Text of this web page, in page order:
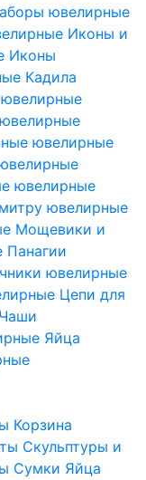
ювелирные
Иконы и
Иконы
Кадила
ювелирные
ювелирные
ювелирные
Мощевики и
Панагии
ювелирные
Цепи для
Чаши
Яйца
Корзина
Скульптуры и
Сумки Яйца